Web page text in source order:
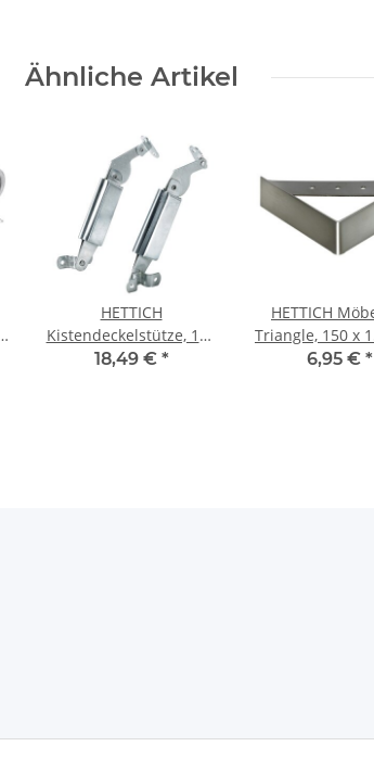
Ähnliche Artikel
HETTICH
Kistendeckelstütze, 150
mm, Belastbar bis 15kg,
18,49 € *
HETTICH
Triangle, 150 x
mm,6,95 € *